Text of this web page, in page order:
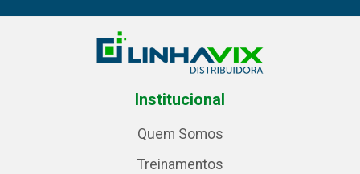
Institucional
Quem Somos
Treinamentos